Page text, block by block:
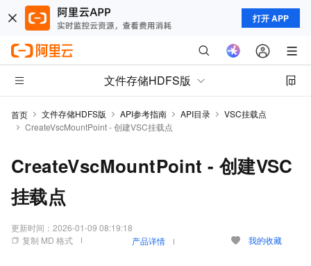
打开 APP
文件存储HDFS版
首页 文件存储HDFS版 API参考指南 API目录
VSC挂载点
CreateVscMountPoint - 创建VSC挂载点
CreateVscMountPoint - 创建VSC
挂载点
更新时间： 2026-01-09 08:19:18
复制 MD 格式
产品详情 我的收藏